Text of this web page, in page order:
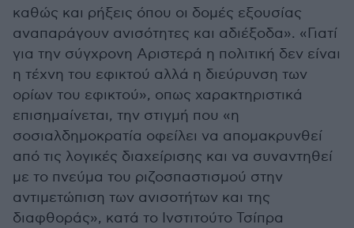
καθώς και ρήξεις όπου οι δομές εξουσίας
αναπαράγουν ανισότητες και αδιέξοδα». «Γιατί
για την σύγχρονη Αριστερά η πολιτική δεν είναι
η τέχνη του εφικτού αλλά η διεύρυνση των
ορίων του εφικτού», οπως χαρακτηριστικά
επισημαίνεται, την στιγμή που «η
σοσιαλδημοκρατία οφείλει να απομακρυνθεί
από τις λογικές διαχείρισης και να συναντηθεί
με το πνεύμα του ριζοσπαστισμού στην
αντιμετώπιση των ανισοτήτων και της
διαφθοράς», κατά το Ινστιτούτο Τσίπρα